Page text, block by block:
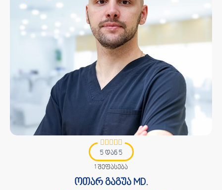
5 დან 5
1 შეფასება
ოთარ გაგუა MD.